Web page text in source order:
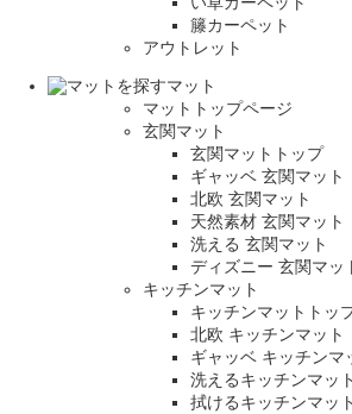
籐カーペット
アウトレット
マット
マットトップページ
玄関マット
玄関マットトップ
ギャッベ 玄関マット
北欧 玄関マット
天然素材 玄関マット
洗える 玄関マット
ディズニー 玄関マッ
キッチンマット
キッチンマットトッ
北欧 キッチンマット
ギャッベ キッチンマ
洗えるキッチンマット
拭けるキッチンマット